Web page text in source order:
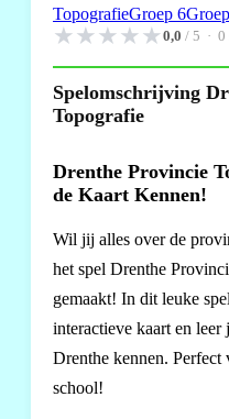
TopografieGroep 6
★★★★★0,0 / 5 · 0
Spelomschrijving
Topografie
Drenthe Provincie
de Kaart Kennen!
Wil jij alles over de
het spel Drenthe
gemaakt! In dit leuke
interactieve kaart en leer
Drenthe kennen.
school!